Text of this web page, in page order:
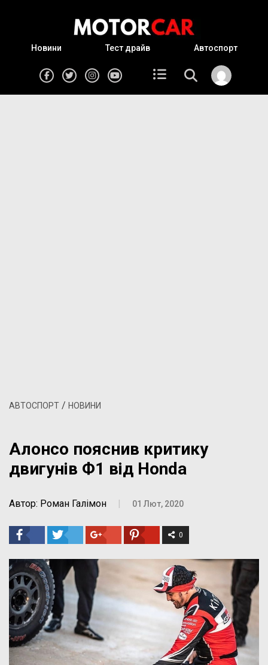
Новини Тест драйв Автоспорт
АВТОСПОРТ / НОВИНИ
Алонсо пояснив критику
двигунів Ф1 від Honda
Автор: Роман Галімон | 01 Лют, 2020
0